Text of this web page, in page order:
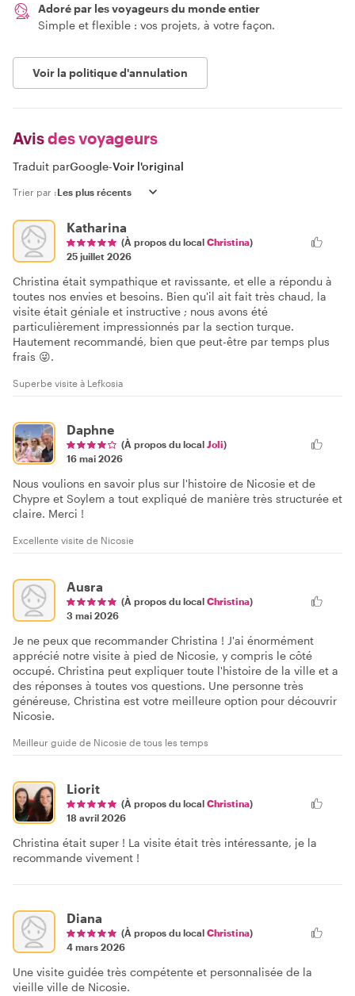
Adoré par les voyageurs du monde entier
Simple et flexible : vos projets, à votre façon.
Voir la politique d'annulation
Avisdes voyageurs
Traduit parGoogle-Voir l'original
Trier par :
Katharina
(À propos du local Christina)
25 juillet 2026
Christina était sympathique et ravissante, et elle a répondu à
toutes nos envies et besoins. Bien qu'il ait fait très chaud, la
visite était géniale et instructive ; nous avons été
particulièrement impressionnés par la section turque.
Hautement recommandé, bien que peut-être par temps plus
frais 😜.
Superbe visite à Lefkosia
Daphne
(À propos du local Joli)
16 mai 2026
Nous voulions en savoir plus sur l'histoire de Nicosie et de
Chypre et Soylem a tout expliqué de manière très structurée et
claire. Merci !
Excellente visite de Nicosie
Ausra
(À propos du local Christina)
3 mai 2026
Je ne peux que recommander Christina ! J'ai énormément
apprécié notre visite à pied de Nicosie, y compris le côté
occupé. Christina peut expliquer toute l'histoire de la ville et a
des réponses à toutes vos questions. Une personne très
généreuse, Christina est votre meilleure option pour découvrir
Nicosie.
Meilleur guide de Nicosie de tous les temps
Liorit
(À propos du local Christina)
18 avril 2026
Christina était super ! La visite était très intéressante, je la
recommande vivement !
Diana
(À propos du local Christina)
4 mars 2026
Une visite guidée très compétente et personnalisée de la
vieille ville de Nicosie.